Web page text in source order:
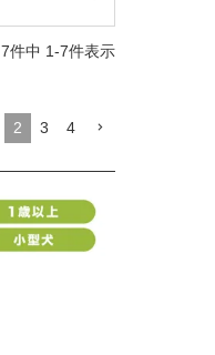
7件中 1-7件表示
2 3 4